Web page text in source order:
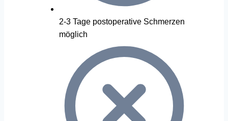
2-3 Tage postoperative Schmerzen
möglich